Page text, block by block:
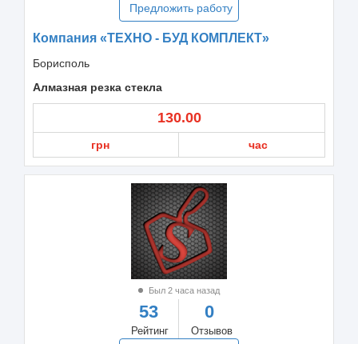
Предложить работу
Компания «ТЕХНО - БУД КОМПЛЕКТ»
Борисполь
Алмазная резка стекла
130.00
грн час
Был 2 часа назад
53
Рейтинг
0
Отзывов